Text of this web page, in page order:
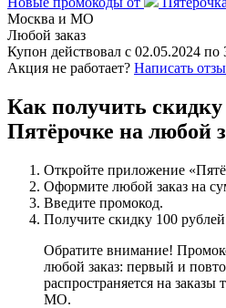
Москва и МО
Любой заказ
Купон действовал с 02.05.2024 по
Акция не работает? Написать
Как получить скидку
Пятёрочке на любой
Откройте приложение
Оформите любой заказ на
Введите промокод.
Получите скидку 100
Обратите внимание!
любой заказ: первый и
распространяется на
МО.